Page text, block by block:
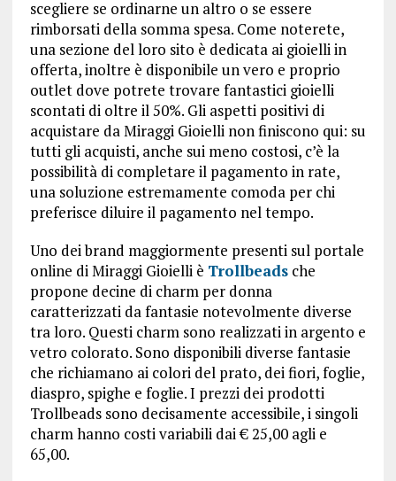
scegliere se ordinarne un altro o se essere
rimborsati della somma spesa. Come noterete,
una sezione del loro sito è dedicata ai gioielli in
offerta, inoltre è disponibile un vero e proprio
outlet dove potrete trovare fantastici gioielli
scontati di oltre il 50%. Gli aspetti positivi di
acquistare da Miraggi Gioielli non finiscono qui: su
tutti gli acquisti, anche sui meno costosi, c’è la
possibilità di completare il pagamento in rate,
una soluzione estremamente comoda per chi
preferisce diluire il pagamento nel tempo.
Uno dei brand maggiormente presenti sul portale
online di Miraggi Gioielli è Trollbeadsche
propone decine di charm per donna
caratterizzati da fantasie notevolmente diverse
tra loro. Questi charm sono realizzati in argento e
vetro colorato. Sono disponibili diverse fantasie
che richiamano ai colori del prato, dei fiori, foglie,
diaspro, spighe e foglie. I prezzi dei prodotti
Trollbeads sono decisamente accessibile, i singoli
charm hanno costi variabili dai € 25,00 agli e
65,00.